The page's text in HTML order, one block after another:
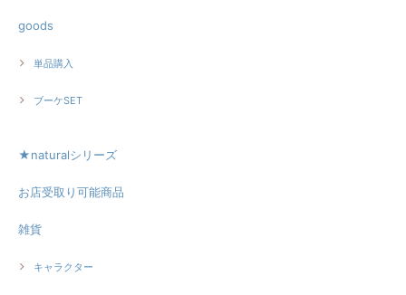
goods
単品購入
ブーケSET
★naturalシリーズ
お店受取り可能商品
雑貨
キャラクター